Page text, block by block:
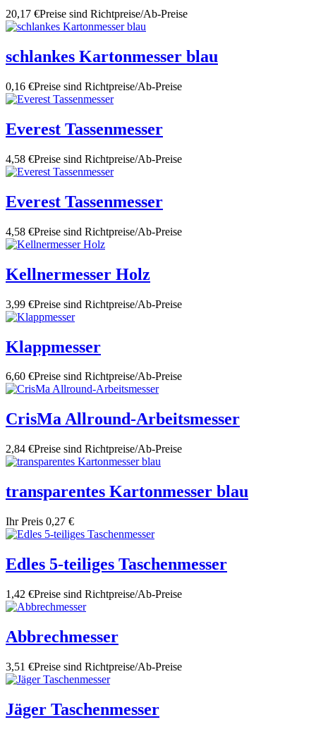
20,17 €Preise sind Richtpreise/Ab-Preise
schlankes Kartonmesser blau
0,16 €Preise sind Richtpreise/Ab-Preise
Everest Tassenmesser
4,58 €Preise sind Richtpreise/Ab-Preise
Everest Tassenmesser
4,58 €Preise sind Richtpreise/Ab-Preise
Kellnermesser Holz
3,99 €Preise sind Richtpreise/Ab-Preise
Klappmesser
6,60 €Preise sind Richtpreise/Ab-Preise
CrisMa Allround-Arbeitsmesser
2,84 €Preise sind Richtpreise/Ab-Preise
transparentes Kartonmesser blau
Ihr Preis 0,27 €
Edles 5-teiliges Taschenmesser
1,42 €Preise sind Richtpreise/Ab-Preise
Abbrechmesser
3,51 €Preise sind Richtpreise/Ab-Preise
Jäger Taschenmesser